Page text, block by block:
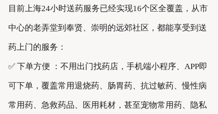
目前上海24小时送药服务已经实现16个区全覆盖，从市
中心的老弄堂到奉贤、崇明的远郊社区，都能享受到送
药上门的服务：
✅ 下单方便 ：不用出门找药店，手机端小程序、APP即
可下单，覆盖常用退烧药、肠胃药、抗过敏药、慢性病
常用药、急救药品、医用耗材，甚至宠物常用药、隐私